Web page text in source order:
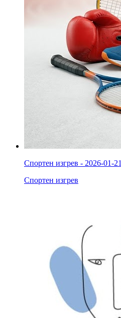
Спортен изгрев - 2026-01-21
Спортен изгрев